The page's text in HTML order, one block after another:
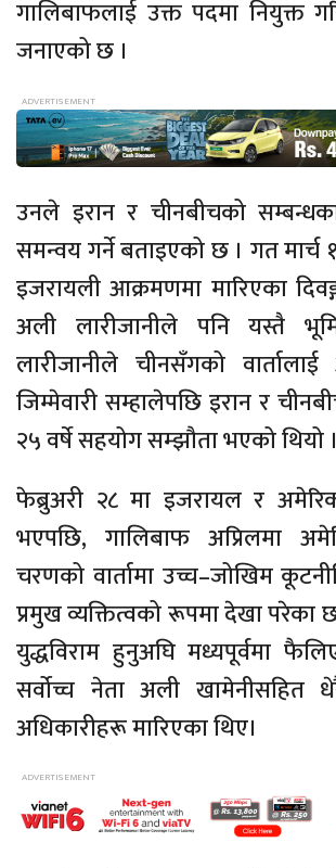
गालिबाफलाई उक्त पदमा नियुक्त
जनाएको छ ।
उनले इरान र चीनबीचको सम्बन्धका
समन्वय गर्ने बताइएको छ । गत मार्च
इजरायली आक्रमणमा मारिएका
अली लारीजानीले पनि यस्तै
लारीजानीले चीनसँगको
जिम्मेवारी सम्हालेपछि इरान र
२५ वर्षे सहयोग सम्झौता भएको थियो ।
फेब्रुअरी २८ मा इजरायल र
भएपछि, गालिबाफ अप्रिलमा
चरणको वार्तामा उच्च–जोखिम
प्रमुख व्यक्तित्वको रूपमा देखा परेका
युद्धविराम हुनुअघि मध्यपूर्वमा
सर्वोच्च नेता अली खामेनीसहित
अधिकारीहरू मारिएका थिए।